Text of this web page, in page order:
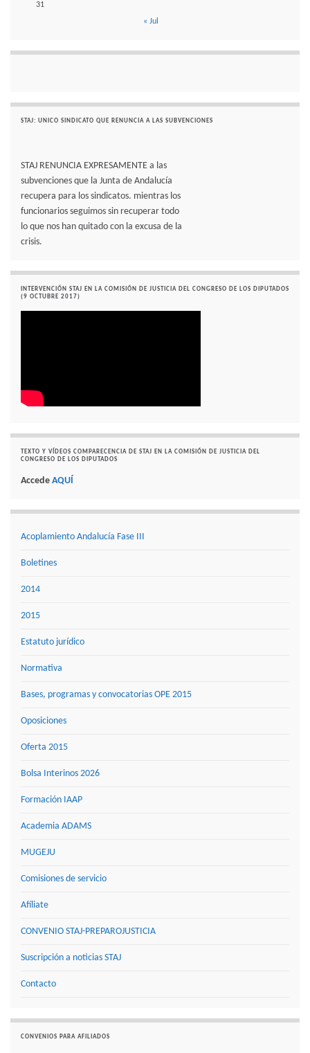
31
« Jul
STAJ: UNICO SINDICATO QUE RENUNCIA A LAS SUBVENCIONES
STAJ RENUNCIA EXPRESAMENTE a las
subvenciones que la Junta de Andalucía
recupera para los sindicatos. mientras los
funcionarios seguimos sin recuperar todo
lo que nos han quitado con la excusa de la
crisis.
INTERVENCIÓN STAJ EN LA COMISIÓN DE JUSTICIA DEL CONGRESO DE LOS DIPUTADOS
(9 OCTUBRE 2017)
TEXTO Y VÍDEOS COMPARECENCIA DE STAJ EN LA COMISIÓN DE JUSTICIA DEL
CONGRESO DE LOS DIPUTADOS
Accede AQUÍ
Acoplamiento Andalucía Fase III
Boletines
2014
2015
Estatuto jurídico
Normativa
Bases, programas y convocatorias OPE 2015
Oposiciones
Oferta 2015
Bolsa Interinos 2026
Formación IAAP
Academia ADAMS
MUGEJU
Comisiones de servicio
Afíliate
CONVENIO STAJ-PREPAROJUSTICIA
Suscripción a noticias STAJ
Contacto
CONVENIOS PARA AFILIADOS